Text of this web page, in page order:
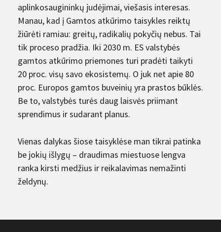
aplinkosaugininkų judėjimai, viešasis interesas.
Manau, kad į Gamtos atkūrimo taisykles reiktų
žiūrėti ramiau: greitų, radikalių pokyčių nebus. Tai
tik proceso pradžia. Iki 2030 m. ES valstybės
gamtos atkūrimo priemones turi pradėti taikyti
20 proc. visų savo ekosistemų. O juk net apie 80
proc. Europos gamtos buveinių yra prastos būklės.
Be to, valstybės turės daug laisvės priimant
sprendimus ir sudarant planus.
Vienas dalykas šiose taisyklėse man tikrai patinka
be jokių išlygų – draudimas miestuose lengva
ranka kirsti medžius ir reikalavimas nemažinti
želdynų.